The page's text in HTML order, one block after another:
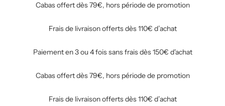
Cabas offert dès 79€, hors période de promotion
Frais de livraison offerts dès 110€ d’achat
Paiement en 3 ou 4 fois sans frais dès 150€ d'achat
Cabas offert dès 79€, hors période de promotion
Frais de livraison offerts dès 110€ d’achat